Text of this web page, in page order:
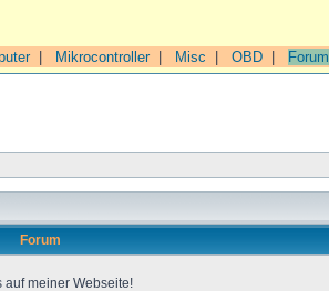
| Mikrocontroller| Misc OBD Forum
Forum
auf meiner Webseite!